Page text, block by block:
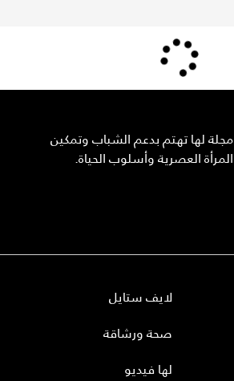
مجلة لها تهتم بدعم الشباب وتمكين
المرأة العصرية وأسلوب الحياة.
لايف ستايل
صحة ورشاقة
لها فيديو